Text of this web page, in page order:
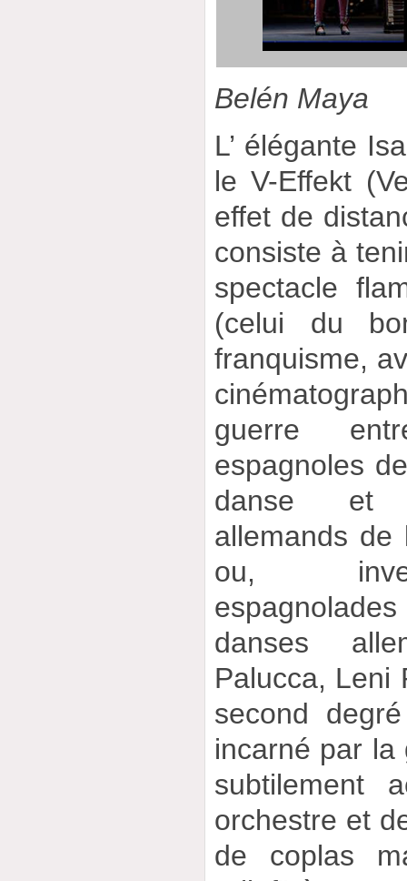
Belén Maya
L’ élégante
le V-Effekt
effet de
consiste à
spectacle
(celui du
franquisme,
guerre
espagnoles
danse et
allemands de
ou,
danses
Palucca, Leni
second
incarné par la
subtilement
orchestre et
de coplas